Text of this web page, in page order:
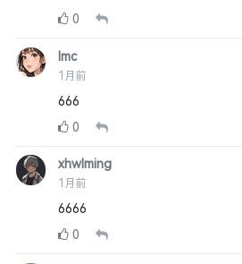
0
lmc
1月前
666
0
xhwlming
1月前
6666
0